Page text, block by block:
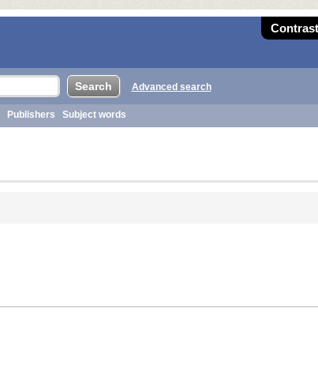
Contrast
Advanced search
Publishers Subject words